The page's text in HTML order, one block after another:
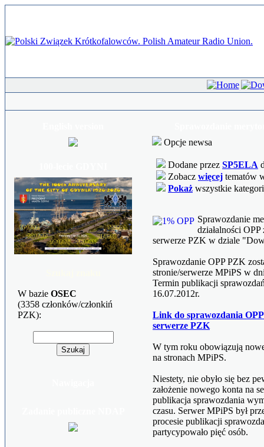
W bazie OSEC
(3358 członków/członkiń
PZK):
Opcje newsa
Dodane przez SP5ELA
Zobacz więcej tematów
Pokaż wszystkie
Sprawozdanie
działalności
serwerze PZK w dziale
Sprawozdanie OPP PZK
stronie/serwerze MPiPS w
Termin publikacji
16.07.2012r.
Link do sprawozdania
serwerze PZK
W tym roku obowiązują
na stronach MPiPS.
Niestety, nie obyło się bez
założenie nowego konta na
publikacja sprawozdania
czasu. Serwer MPiPS był
procesie publikacji
partycypowało pięć osób.